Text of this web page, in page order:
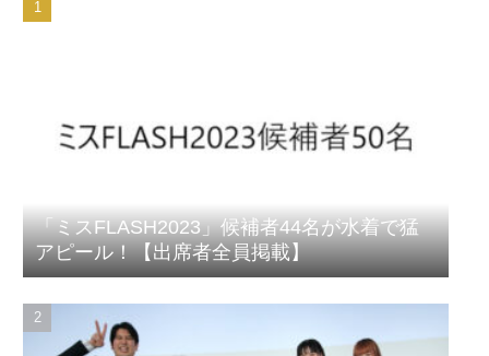
「ミスFLASH2023」候補者44名が水着で猛
アピール！【出席者全員掲載】